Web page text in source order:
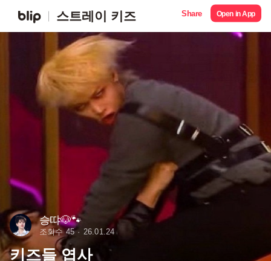
스트레이 키즈 Share Open in App
승땨🐶🐾
조회수 45 26.01.24
키즈들 엽사